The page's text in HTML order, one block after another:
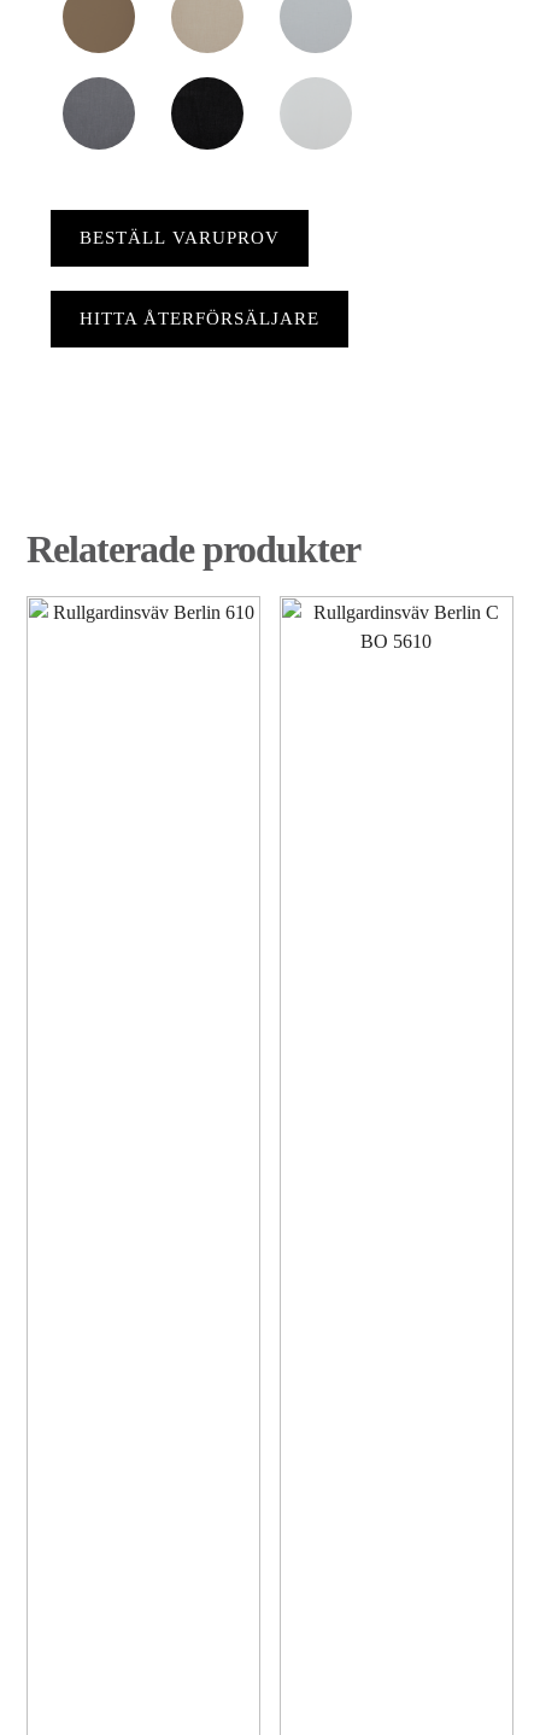
BESTÄLL VARUPROV
HITTA ÅTERFÖRSÄLJARE
Relaterade produkter